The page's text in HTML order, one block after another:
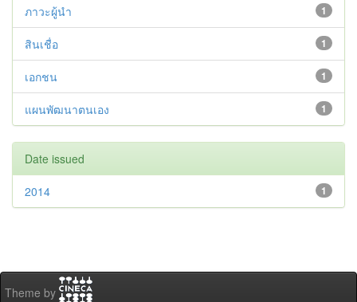
1
ภาวะผู้นำ
1
สินเชื่อ
1
เอกชน
1
แผนพัฒนาตนเอง
Date issued
1
2014
Theme by